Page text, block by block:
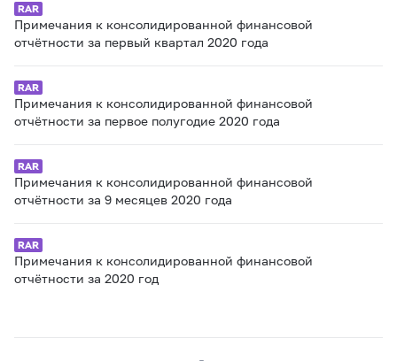
Примечания к консолидированной финансовой
отчётности за первый квартал 2020 года
Примечания к консолидированной финансовой
отчётности за первое полугодие 2020 года
Примечания к консолидированной финансовой
отчётности за 9 месяцев 2020 года
Примечания к консолидированной финансовой
отчётности за 2020 год